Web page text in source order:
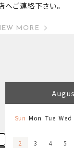
ご連絡下さい。
MORE
Sun Mon Tue Wed
2
3 4 5